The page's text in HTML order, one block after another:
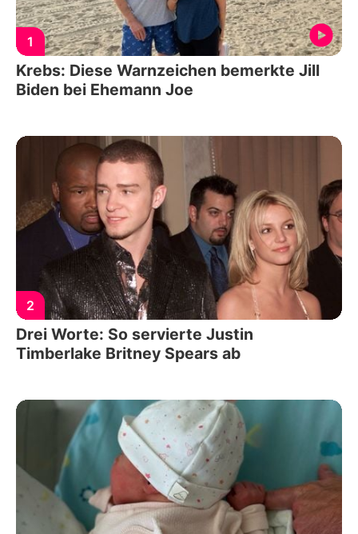
1
Krebs: Diese Warnzeichen bemerkte Jill
Biden bei Ehemann Joe
2
Drei Worte: So servierte Justin
Timberlake Britney Spears ab